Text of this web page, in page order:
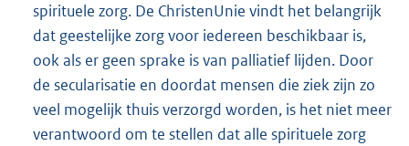
spirituele zorg. De ChristenUnie vindt het belangrijk
dat geestelijke zorg voor iedereen beschikbaar is,
ook als er geen sprake is van palliatief lijden. Door
de secularisatie en doordat mensen die ziek zijn zo
veel mogelijk thuis verzorgd worden, is het niet meer
verantwoord om te stellen dat alle spirituele zorg